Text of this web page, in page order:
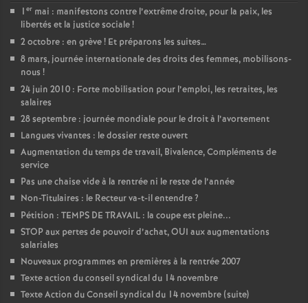
O
r
l
é
a
n
s
T
1 er mai : manifestons contre l’extrême droite, pour la paix, les
libertés et la justice sociale!
2 octobre : en grève! Et préparons les suites…
8 mars, journée internationale des droits des femmes, mobilisons-
nous !
24 juin 2010 : Forte mobilisation pour l’emploi, les retraites, les
salaires
28 septembre : journée mondiale pour le droit à l’avortement
Langues vivantes : le dossier reste ouvert
Augmentation du temps de travail, Bivalence, Compléments de
service
Pas une chaise vide à la rentrée ni le reste de l’année
Non-Titulaires : le Recteur va-t-il entendre?
Pétition : TEMPS DE TRAVAIL : la coupe est pleine...
STOP aux pertes de pouvoir d’achat, OUI aux augmentations
salariales
Nouveaux programmes en premières à la rentrée 2007
Texte action du conseil syndical du 14 novembre
Texte Action du Conseil syndical du 14 novembre (suite)